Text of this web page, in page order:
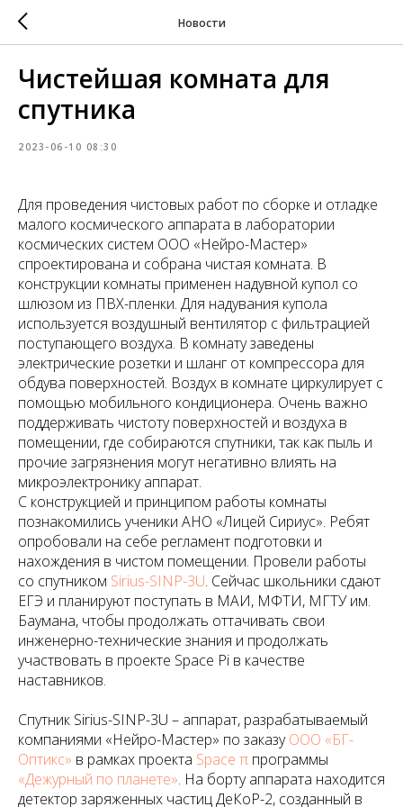
Новости
Чистейшая комната для
спутника
2023-06-10 08:30
Для проведения чистовых работ по сборке и отладке
малого космического аппарата в лаборатории
космических систем ООО «Нейро-Мастер»
спроектирована и собрана чистая комната. В
конструкции комнаты применен надувной купол со
шлюзом из ПВХ-пленки. Для надувания купола
используется воздушный вентилятор с фильтрацией
поступающего воздуха. В комнату заведены
электрические розетки и шланг от компрессора для
обдува поверхностей. Воздух в комнате циркулирует с
помощью мобильного кондиционера. Очень важно
поддерживать чистоту поверхностей и воздуха в
помещении, где собираются спутники, так как пыль и
прочие загрязнения могут негативно влиять на
микроэлектронику аппарат.
С конструкцией и принципом работы комнаты
познакомились ученики АНО «Лицей Сириус». Ребят
опробовали на себе регламент подготовки и
нахождения в чистом помещении. Провели работы
со спутником Sirius-SINP-3U. Сейчас школьники сдают
ЕГЭ и планируют поступать в МАИ, МФТИ, МГТУ им.
Баумана, чтобы продолжать оттачивать свои
инженерно-технические знания и продолжать
участвовать в проекте Space Pi в качестве
наставников.
Спутник Sirius-SINP-3U – аппарат, разрабатываемый
компаниями «Нейро-Мастер» по заказуООО «БГ-
Оптикс» в рамках проекта Space π программы
«Дежурный по планете». На борту аппарата находится
детектор заряженных частиц ДеКоР-2, созданный в